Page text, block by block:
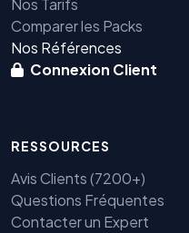
Nos Tarifs
Comparer les Packs
Nos Références
Connexion Client
RESSOURCES
Avis Clients (7200+)
Questions Fréquentes
Contacter un Expert